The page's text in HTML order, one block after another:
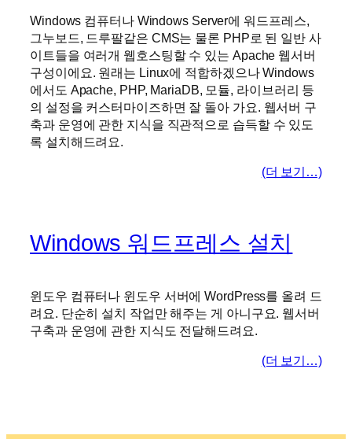
Windows 컴퓨터나 Windows Server에 워드프레스,
그누보드, 드루팔같은 CMS는 물론 PHP로 된 일반 사
이트들을 여러개 웹호스팅할 수 있는 Apache 웹서버
구성이에요. 원래는 Linux에 적합하겠으나 Windows
에서도 Apache, PHP, MariaDB, 모듈, 라이브러리 등
의 설정을 커스터마이즈하면 잘 돌아 가요. 웹서버 구
축과 운영에 관한 지식을 직관적으로 습득할 수 있도
록 설치해드려요.
(더 보기…)
Windows 워드프레스 설치
윈도우 컴퓨터나 윈도우 서버에 WordPress를 올려 드
려요. 단순히 설치 작업만 해주는 게 아니구요. 웹서버
구축과 운영에 관한 지식도 전달해드려요.
(더 보기…)